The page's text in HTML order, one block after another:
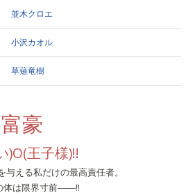
並木クロエ
小沢カオル
草薙竜樹
豪
)O(王子様)!!
える私だけの最高責任者。
体は限界寸前――!!